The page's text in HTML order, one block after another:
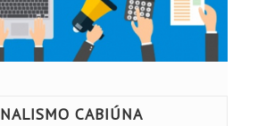
CABIÚNA